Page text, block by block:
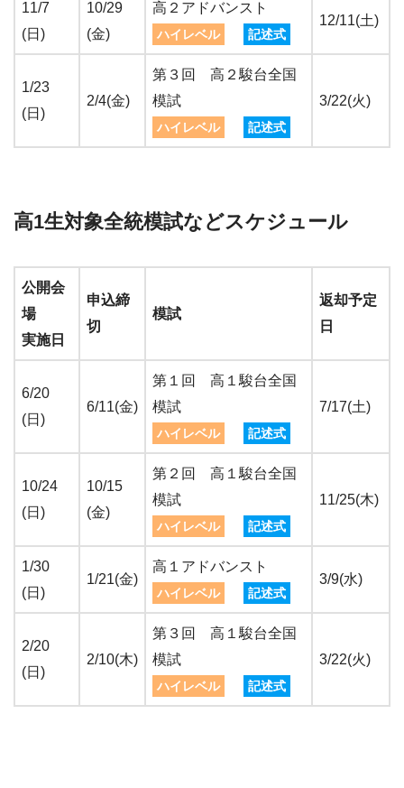
11/7
(日)
10/29
(金)
高２アドバンスト
ハイレベル 記述式
12/11(土)
1/23
(日)
2/4(金)
第３回 高２駿台全国
模試
ハイレベル 記述式
3/22(火)
高1生対象全統模試などスケジュール
公開会
場
実施日
申込締
切
模試
返却予定
日
6/20
(日)
6/11(金)
第１回 高１駿台全国
模試
ハイレベル 記述式
7/17(土)
10/24
(日)
10/15
(金)
第２回 高１駿台全国
模試
ハイレベル 記述式
11/25(木)
1/30
(日)
1/21(金)
高１アドバンスト
ハイレベル 記述式
3/9(水)
2/20
(日)
2/10(木)
第３回 高１駿台全国
模試
ハイレベル 記述式
3/22(火)